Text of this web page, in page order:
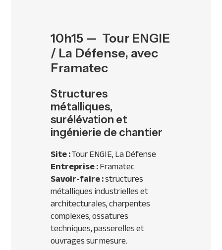
10h15 — Tour ENGIE
/ La Défense, avec
Framatec
Structures
métalliques,
surélévation et
ingénierie de chantier
Site :Tour ENGIE, La Défense
Entreprise :Framatec
Savoir-faire :structures
métalliques industrielles et
architecturales, charpentes
complexes, ossatures
techniques, passerelles et
ouvrages sur mesure.